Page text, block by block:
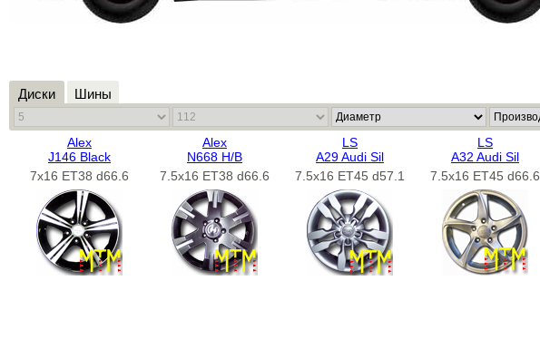
Диски Шины
Alex
J146 Black
7x16 ET38 d66.6
Alex
N668 H/B
7.5x16 ET38 d66.6
LS
A29 Audi Sil
7.5x16 ET45 d57.1
LS
A32 Audi Sil
7.5x16 ET45 d66.6